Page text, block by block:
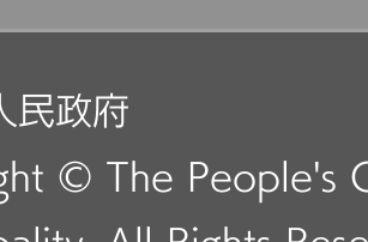
民政府
© The People's